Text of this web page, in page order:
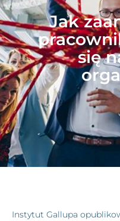
Jak
się
Instytut Gallupa